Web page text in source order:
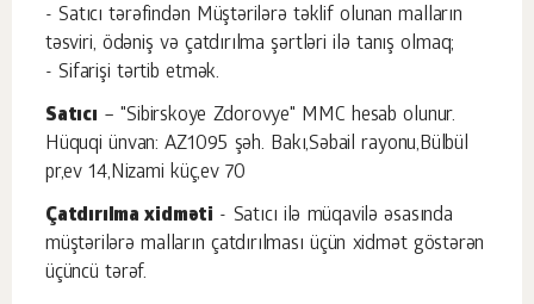
- Satıcı tərəfindən Müştərilərə təklif olunan malların
təsviri, ödəniş və çatdırılma şərtləri ilə tanış olmaq;
- Sifarişi tərtib etmək.
Satıcı – "Sibirskoye Zdorovye" MMC hesab olunur.
Hüquqi ünvan: AZ1095 şəh. Bakı,Səbail rayonu,Bülbül
pr,ev 14,Nizami küç,ev 70
Çatdırılma xidməti - Satıcı ilə müqavilə əsasında
müştərilərə malların çatdırılması üçün xidmət göstərən
üçüncü tərəf.